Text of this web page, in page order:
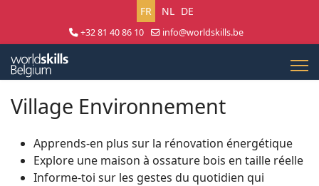
Sélectionnez votre langue
FR NL DE
+32 81 40 86 10
info@worldskills.be
Village Environnement
Apprends-en plus sur la rénovation énergétique
Explore une maison à ossature bois en taille réelle
Informe-toi sur les gestes du quotidien qui